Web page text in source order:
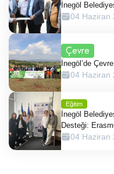
İnegöl
04 Haziran
Çevre
İnegöl’de
04 Haziran
Eğitim
İnegöl
Desteği:
Romanya’da
04 Haziran